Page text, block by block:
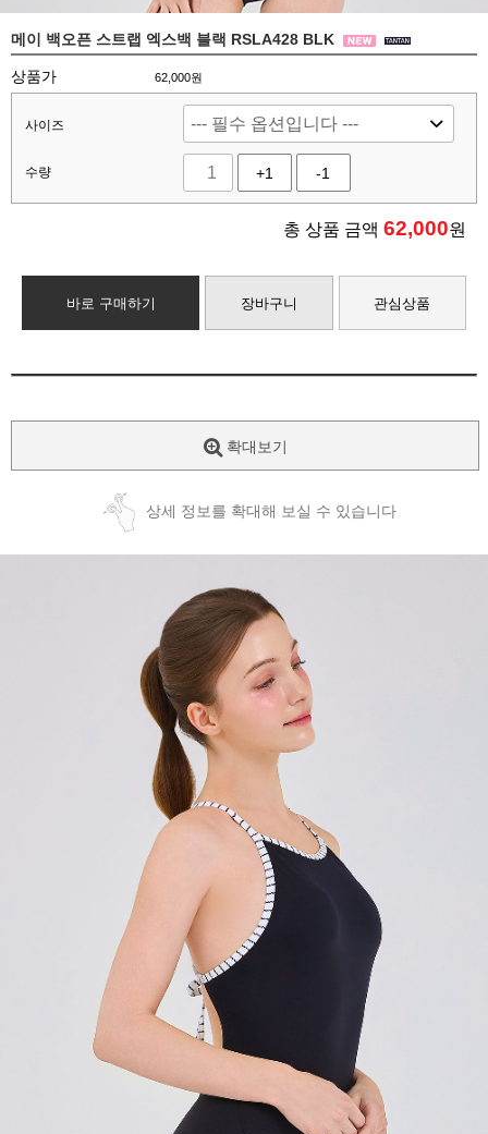
메이 백오픈 스트랩 엑스백 블랙 RSLA428 BLK
상품가 62,000원
사이즈
수량 +1 -1
총 상품 금액 62,000원
바로 구매하기 장바구니 관심상품
확대보기
상세 정보를 확대해 보실 수 있습니다